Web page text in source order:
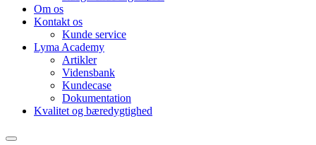
Om os
Kontakt os
Kunde service
Lyma Academy
Artikler
Vidensbank
Kundecase
Dokumentation
Kvalitet og bæredygtighed